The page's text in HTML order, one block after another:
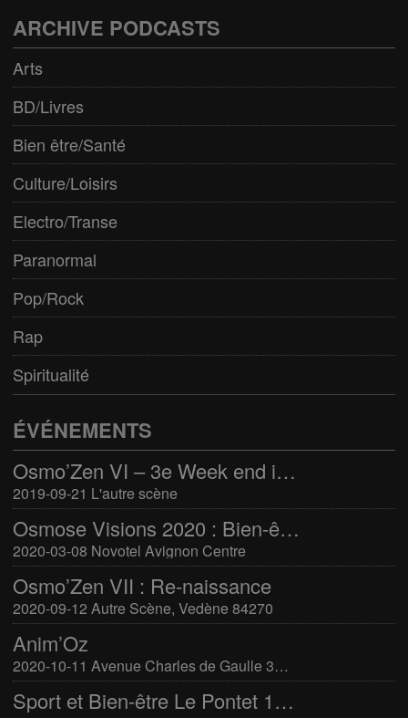
ARCHIVE PODCASTS
Arts
BD/Livres
Bien être/Santé
Culture/Loisirs
Electro/Transe
Paranormal
Pop/Rock
Rap
Spiritualité
ÉVÉNEMENTS
Osmo’Zen VI – 3e Week end international du bien-être
2019-09-21 L'autre scène
Osmose Visions 2020 : Bien-être et arts divinatoires
2020-03-08 Novotel Avignon Centre
Osmo’Zen VII : Re-naissance
2020-09-12 Autre Scène, Vedène 84270
Anim’Oz
2020-10-11 Avenue Charles de Gaulle 30400 Villeneuve-Lès-Avignon
Sport et Bien-être Le Pontet 16-17 mars 2024